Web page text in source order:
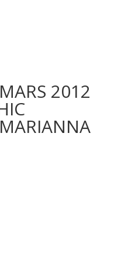
2012